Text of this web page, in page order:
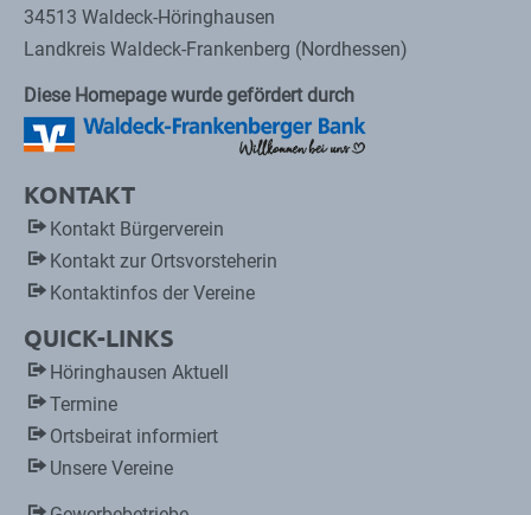
34513 Waldeck-Höringhausen
Landkreis Waldeck-Frankenberg (Nordhessen)
Diese Homepage wurde gefördert durch
KONTAKT
Kontakt Bürgerverein
Kontakt zur Ortsvorsteherin
Kontaktinfos der Vereine
QUICK-LINKS
Höringhausen Aktuell
Termine
Ortsbeirat informiert
Unsere Vereine